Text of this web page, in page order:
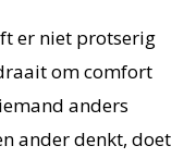
er niet protserig
om comfort
anders
ander denkt, doet